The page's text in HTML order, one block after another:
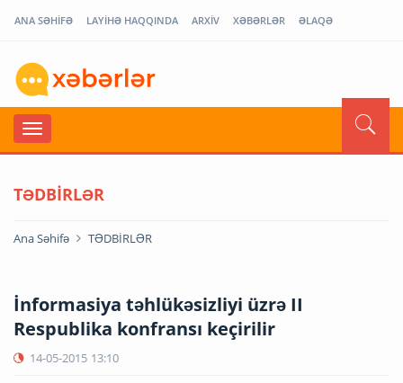
ANA SƏHİFƏ LAYİHƏ HAQQINDA ARXİV XƏBƏRLƏR ƏLAQƏ
TƏDBİRLƏR
Ana Səhifə TƏDBİRLƏR
İnformasiya təhlükəsizliyi üzrə II
Respublika konfransı keçirilir
14-05-2015 13:10